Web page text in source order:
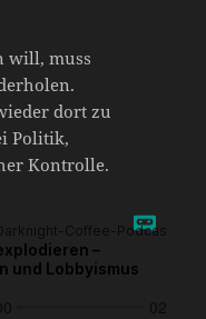
will, muss
dort zu
Politik,
Kontrolle.